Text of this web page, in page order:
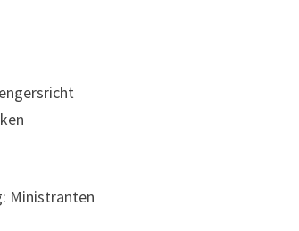
Ministranten